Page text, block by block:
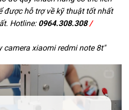
được hỗ trợ về kỹ thuật tốt nhất
Hotline: 0964.308.308/
camera xiaomi redmi note 8t"